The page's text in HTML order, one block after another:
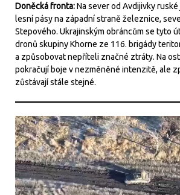
Doněcká fronta:Na sever od Avdijivky
lesní pásy na západní straně železnice,
Stepového. Ukrajinským obráncům se tyto
dronů skupiny Khorne ze 116. brigády
a způsobovat nepříteli značné ztráty. Na
pokračují boje v nezměněné intenzitě, ale
zůstávají stále stejné.